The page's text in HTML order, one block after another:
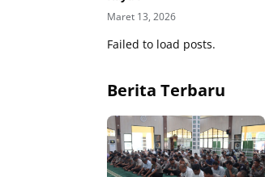
Maret 13, 2026
Failed to load posts.
Berita Terbaru